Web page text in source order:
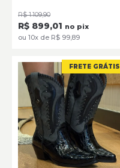
R$ 1.109,90
R$ 899,01 no pix
ou 10x de R$ 99,89
FRETE GRÁTIS